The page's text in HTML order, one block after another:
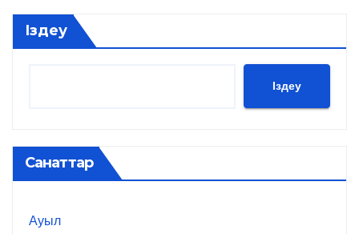
Іздеу
Іздеу
Санаттар
Ауыл